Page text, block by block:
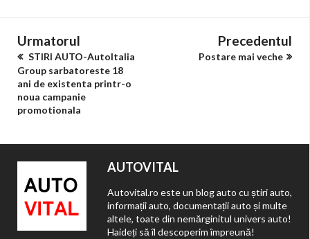
Urmatorul
STIRI AUTO-AutoItalia
Group sarbatoreste 18
ani de existenta printr-o
noua campanie
promotionala
Precedentul
Postare mai veche
AUTOVITAL
Autovital.ro este un blog auto cu știri auto,
informații auto, documentații auto și multe
altele, toate din nemărginitul univers auto!
Haideți să îl descoperim împreună!